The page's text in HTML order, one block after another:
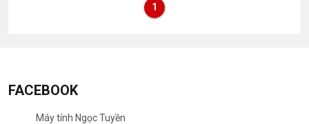
1
FACEBOOK
Máy tính Ngọc Tuyền